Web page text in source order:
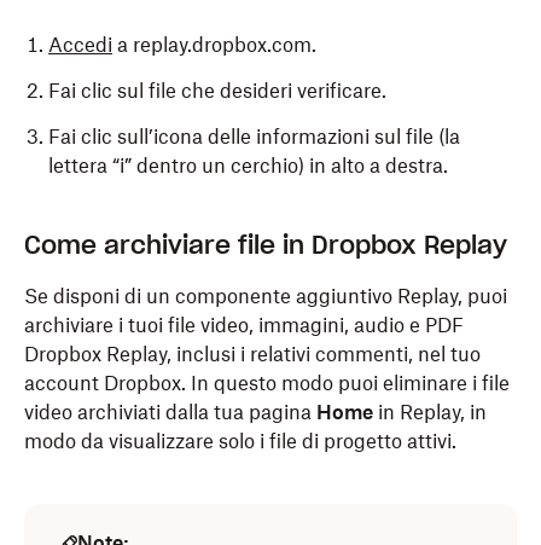
Accedi a replay.dropbox.com.
Fai clic sul file che desideri verificare.
Fai clic sull’icona delle informazioni sul file (la
lettera “i” dentro un cerchio) in alto a destra.
Come archiviare file in Dropbox Replay
Se disponi di un componente aggiuntivo Replay, puoi
archiviare i tuoi file video, immagini, audio e PDF
Dropbox Replay, inclusi i relativi commenti, nel tuo
account Dropbox. In questo modo puoi eliminare i file
video archiviati dalla tua pagina Home in Replay, in
modo da visualizzare solo i file di progetto attivi.